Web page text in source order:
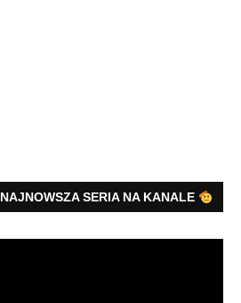
NAJNOWSZA SERIA NA KANALE